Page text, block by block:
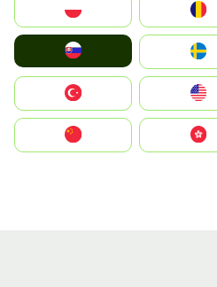
United States
中國香港特別行政區